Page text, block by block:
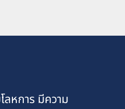
ลหการ มีความ